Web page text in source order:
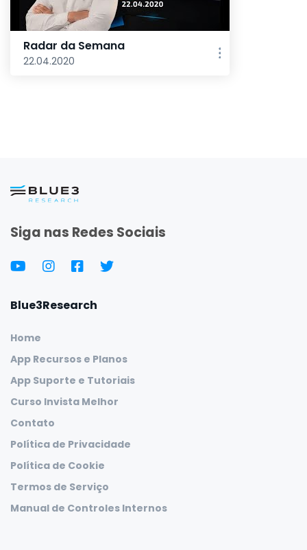
Radar da Semana
22.04.2020
Siga nas Redes Sociais
Blue3Research
Home
App Recursos e Planos
App Suporte e Tutoriais
Curso Invista Melhor
Contato
Política de Privacidade
Política de Cookie
Termos de Serviço
Manual de Controles Internos